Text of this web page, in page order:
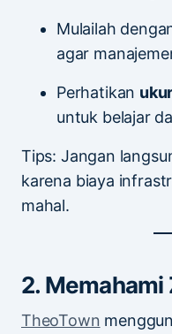
Mulailah
agar
Perhatikan
untuk belajar
Tips: Jangan
karena biaya
mahal.
2. Memahami
TheoTown